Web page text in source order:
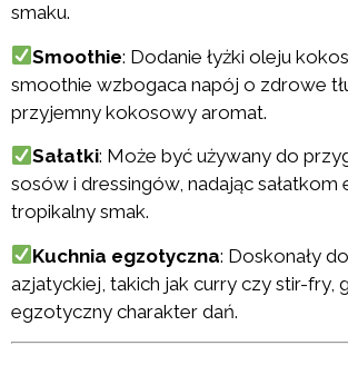
smaku.
Smoothie: Dodanie łyżki oleju
smoothie wzbogaca napój o zdrowe
przyjemny kokosowy aromat.
Sałatki: Może być używany do
sosów i dressingów, nadając sałatkom
tropikalny smak.
Kuchnia egzotyczna: Doskonały
azjatyckiej, takich jak curry czy stir-fry,
egzotyczny charakter dań.